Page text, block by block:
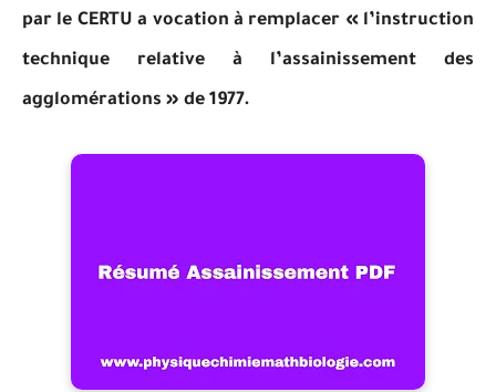
par le CERTU a vocation à remplacer « l’instruction
technique relative à l’assainissement des
agglomérations » de 1977.